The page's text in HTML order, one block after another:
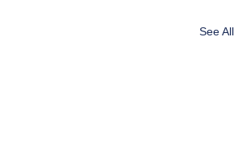
See All